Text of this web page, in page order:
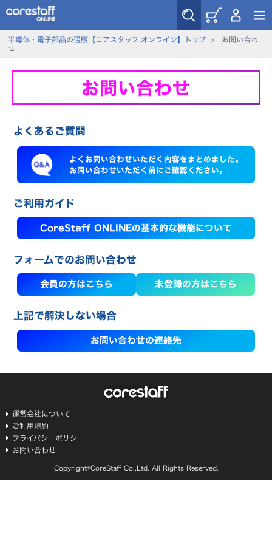
半導体・電子部品の通販【コアスタッフ オンライン】トップ>
お問い合わ
せ
お問い合わせ
よくあるご質問
よくお問い合わせいただく内容をまとめました。
お問い合わせいただく前にご確認ください。
ご利用ガイド
CoreStaff ONLINEの基本的な機能について
フォームでのお問い合わせ
会員の方はこちら 未登録の方はこちら
上記で解決しない場合
お問い合わせの連絡先
運営会社について
ご利用規約
プライバシーポリシー
お問い合わせ
Copyright©CoreStaff Co.,Ltd. All Rights Reserved.